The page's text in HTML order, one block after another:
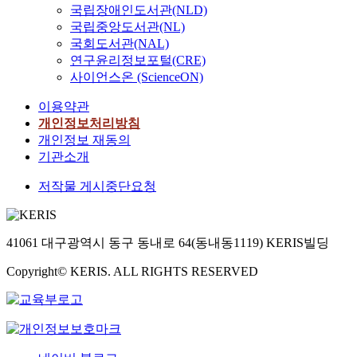
국립장애인도서관(NLD)
국립중앙도서관(NL)
국회도서관(NAL)
연구윤리정보포털(CRE)
사이언스온 (ScienceON)
이용약관
개인정보처리방침
개인정보 재동의
기관소개
저작물 게시중단요청
41061 대구광역시 동구 동내로 64(동내동1119) KERIS빌딩
Copyright© KERIS. ALL RIGHTS RESERVED